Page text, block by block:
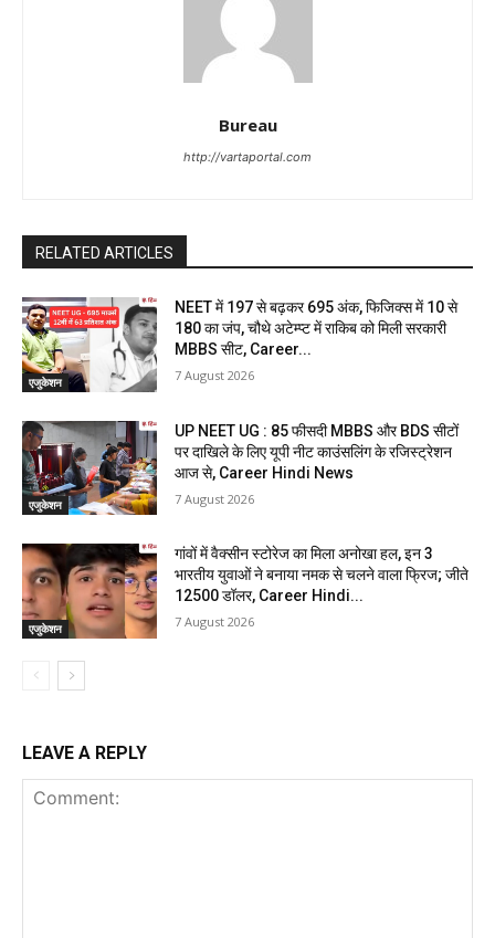
Bureau
http://vartaportal.com
RELATED ARTICLES
एजुकेशन
NEET में 197 से बढ़कर 695 अंक, फिजिक्स में 10 से
180 का जंप, चौथे अटेम्प्ट में राकिब को मिली सरकारी
MBBS सीट, Career...
7 August 2026
एजुकेशन
UP NEET UG : 85 फीसदी MBBS और BDS सीटों
पर दाखिले के लिए यूपी नीट काउंसलिंग के रजिस्ट्रेशन
आज से, Career Hindi News
7 August 2026
एजुकेशन
गांवों में वैक्सीन स्टोरेज का मिला अनोखा हल, इन 3
भारतीय युवाओं ने बनाया नमक से चलने वाला फ्रिज; जीते
12500 डॉलर, Career Hindi...
7 August 2026
LEAVE A REPLY